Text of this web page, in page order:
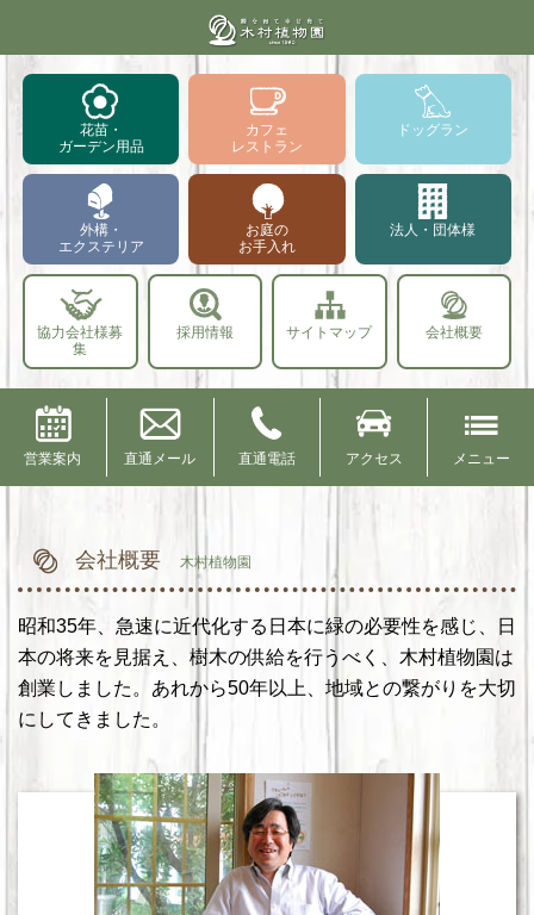
花苗・
ガーデン用品
カフェ
レストラン
ドッグラン
外構・
エクステリア
お庭の
お手入れ
法人・団体様
協力会社様募
集
採用情報 サイトマップ 会社概要
営業案内 直通メール 直通電話 アクセス メニュー
会社概要 木村植物園
昭和35年、急速に近代化する日本に緑の必要性を感じ、日
本の将来を見据え、樹木の供給を行うべく、木村植物園は
創業しました。あれから50年以上、地域との繋がりを大切
にしてきました。